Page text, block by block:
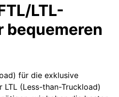
LTL-
bequemeren
für die exklusive
LTL (Less-than-Truckload)